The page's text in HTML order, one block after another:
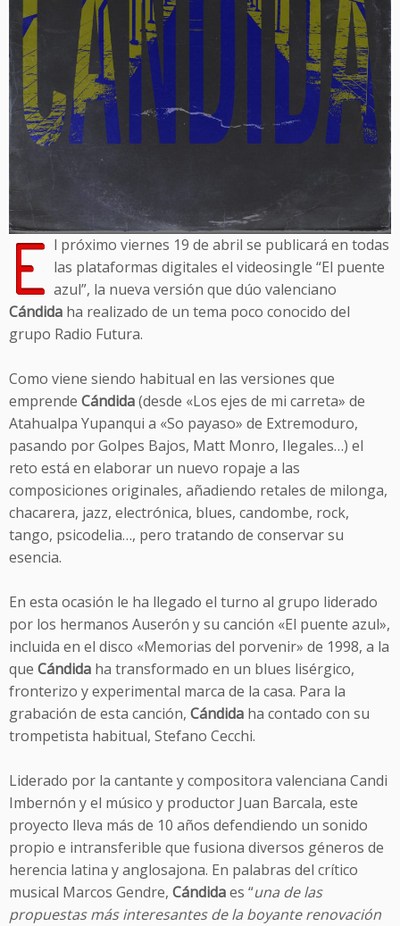
E l próximo viernes 19 de abril se publicará en todas
las plataformas digitales el videosingle “El puente
azul”, la nueva versión que dúo valenciano
Cándida ha realizado de un tema poco conocido del
grupo Radio Futura.
Como viene siendo habitual en las versiones que
emprende Cándida(desde «Los ejes de mi carreta» de
Atahualpa Yupanqui a «So payaso» de Extremoduro,
pasando por Golpes Bajos, Matt Monro, Ilegales…) el
reto está en elaborar un nuevo ropaje a las
composiciones originales, añadiendo retales de milonga,
chacarera, jazz, electrónica, blues, candombe, rock,
tango, psicodelia…, pero tratando de conservar su
esencia.
En esta ocasión le ha llegado el turno al grupo liderado
por los hermanos Auserón y su canción «El puente azul»,
incluida en el disco «Memorias del porvenir» de 1998, a la
que Cándida ha transformado en un blues lisérgico,
fronterizo y experimental marca de la casa. Para la
grabación de esta canción, Cándida ha contado con su
trompetista habitual, Stefano Cecchi.
Liderado por la cantante y compositora valenciana Candi
Imbernón y el músico y productor Juan Barcala, este
proyecto lleva más de 10 años defendiendo un sonido
propio e intransferible que fusiona diversos géneros de
herencia latina y anglosajona. En palabras del crítico
musical Marcos Gendre, Cándidaes “una de las
propuestas más interesantes de la boyante renovación